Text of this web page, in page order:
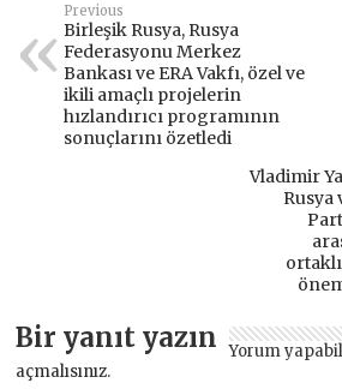
Previous
Birleşik Rusya, Rusya
Federasyonu Merkez
Bankası ve ERA Vakfı, özel ve
ikili amaçlı projelerin
hızlandırıcı programının
sonuçlarını özetledi
Vladimir
Rusya
Bir yanıt yazın Yorum
açmalısınız.